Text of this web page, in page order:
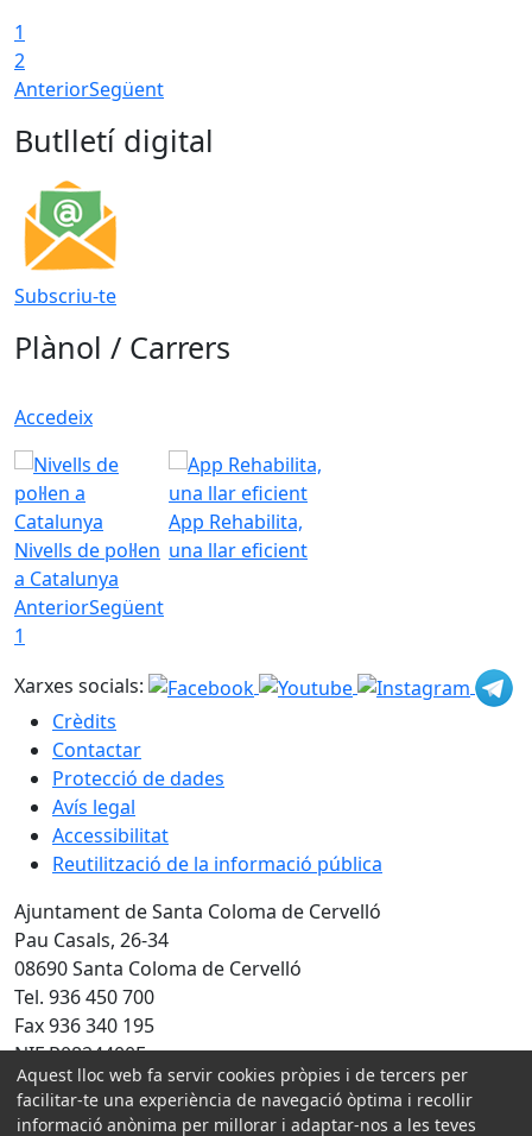
1
2
AnteriorSegüent
Butlletí digital
Subscriu-te
Plànol / Carrers
Accedeix
Nivells de pol·len
a Catalunya
App Rehabilita,
una llar eficient
AnteriorSegüent
1
Xarxes socials:
Crèdits
Contactar
Protecció de dades
Avís legal
Accessibilitat
Reutilització de la informació pública
Ajuntament de Santa Coloma de Cervelló
Pau Casals, 26-34
08690 Santa Coloma de Cervelló
Tel. 936 450 700
Fax 936 340 195
NIF P0824400F
Amb la col·laboració de:
Aquest lloc web fa servir cookies pròpies i de tercers per
facilitar-te una experiència de navegació òptima i recollir
informació anònima per millorar i adaptar-nos a les teves